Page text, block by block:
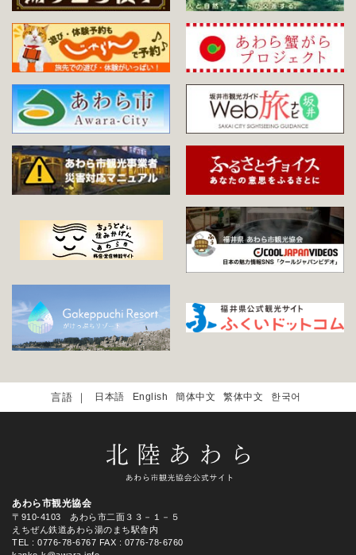
日本語 English 簡体中文 繁体中文 한국어
あわら市観光協会
〒910-4103 あわら市二面３３－１－５
えちぜん鉄道あわら湯のまち駅舎内
TEL
: 0776-78-6767 FAX : 0776-78-6760